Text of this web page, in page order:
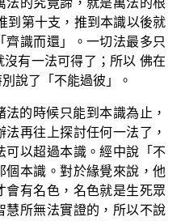
到第十支，推到本識以後就
齊識而還」。一切法最多只
有一法可得了；所以 佛在
說了「不能過彼」。
的時候只能到本識為止，
再往上探討任何一法了，
可以超過本識。經中說「不
個本識。對於緣覺來說，他
會有名色，名色就是生死眾
慧所無法實證的，所以不說